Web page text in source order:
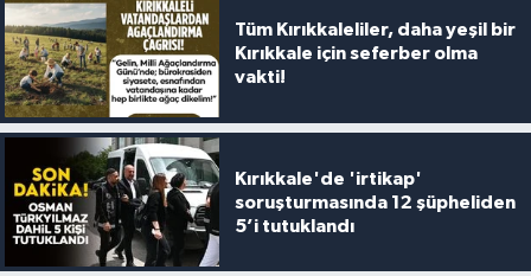
Tüm Kırıkkaleliler, daha yeşil bir
Kırıkkale için seferber olma
vakti!
Kırıkkale'de 'irtikap'
soruşturmasında 12 şüpheliden
5’i tutuklandı